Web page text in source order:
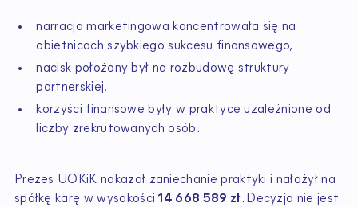
narracja marketingowa koncentrowała się na
obietnicach szybkiego sukcesu finansowego,
nacisk położony był na rozbudowę struktury
partnerskiej,
korzyści finansowe były w praktyce uzależnione od
liczby zrekrutowanych osób.
Prezes UOKiK nakazał zaniechanie praktyki i nałożył na
spółkę karę w wysokości14 668 589 zł. Decyzja nie jest